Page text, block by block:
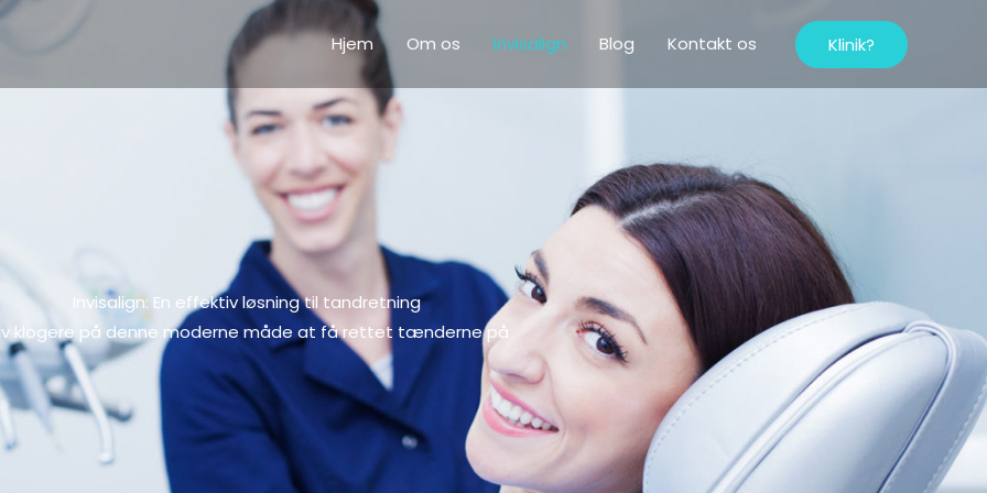
Hjem Om os Invisalign Blog Kontakt os Klinik?
Invisalign: En effektiv løsning til tandretning
klogere på denne moderne måde at få rettet tænderne på